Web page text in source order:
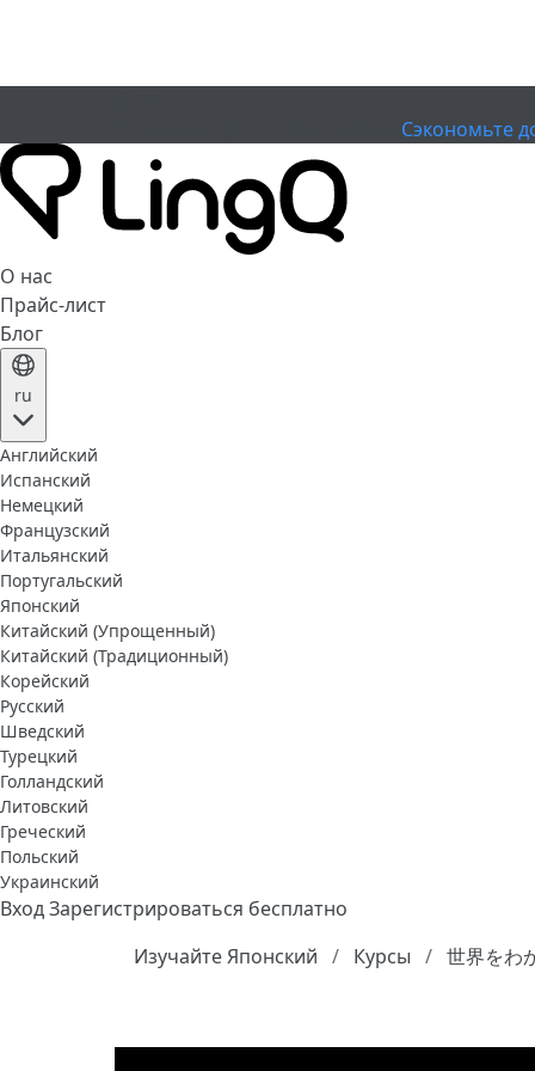
Сэкономьте
О нас
Прайс-лист
Блог
ru
Английский
Испанский
Немецкий
Французский
Итальянский
Португальский
Японский
Китайский (Упрощенный)
Китайский (Традиционный)
Корейский
Русский
Шведский
Турецкий
Голландский
Литовский
Греческий
Польский
Украинский
ВходЗарегистрироваться бесплатно
Изучайте Японский
Курсы 世界をわ